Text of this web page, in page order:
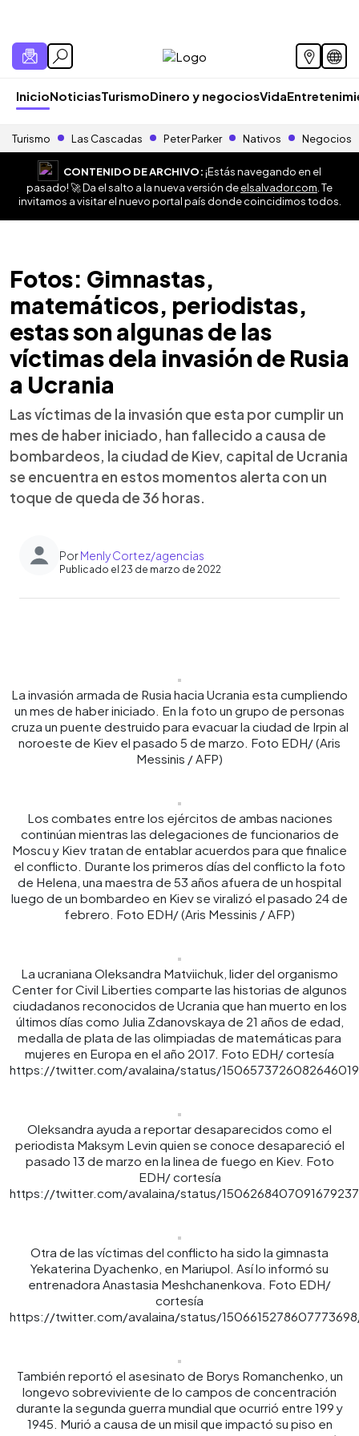
InicioNoticiasTurismoDinero y negociosVida
Turismo Las Cascadas Peter Parker Nativos Negocios
CONTENIDO DE ARCHIVO:¡Estás navegando en el
pasado! 🚀 Da el salto a la nueva versión deelsalvador.com . Te
invitamos a visitar el nuevo portal país donde coincidimos todos.
Fotos: Gimnastas,
matemáticos, periodistas,
estas son algunas de las
víctimas dela invasión de Rusia
a Ucrania
Las víctimas de la invasión que esta por cumplir un
mes de haber iniciado, han fallecido a causa de
bombardeos, la ciudad de Kiev, capital de Ucrania
se encuentra en estos momentos alerta con un
toque de queda de 36 horas.
PorMenly Cortez/agencias
Publicado el 23 de marzo de 2022
La invasión armada de Rusia hacia Ucrania esta cumpliendo
un mes de haber iniciado. En la foto un grupo de personas
cruza un puente destruido para evacuar la ciudad de Irpin al
noroeste de Kiev el pasado 5 de marzo. Foto EDH/ (Aris
Messinis / AFP)
Los combates entre los ejércitos de ambas naciones
continúan mientras las delegaciones de funcionarios de
Moscu y Kiev tratan de entablar acuerdos para que finalice
el conflicto. Durante los primeros días del conflicto la foto
de Helena, una maestra de 53 años afuera de un hospital
luego de un bombardeo en Kiev se viralizó el pasado 24 de
febrero. Foto EDH/ (Aris Messinis / AFP)
La ucraniana Oleksandra Matviichuk, lider del organismo
Center for Civil Liberties comparte las historias de algunos
ciudadanos reconocidos de Ucrania que han muerto en los
últimos días como Julia Zdanovskaya de 21 años de edad,
medalla de plata de las olimpiadas de matemáticas para
mujeres en Europa en el año 2017. Foto EDH/ cortesía
https://twitter.com/avalaina/status/1506573726082646019
Oleksandra ayuda a reportar desaparecidos como el
periodista Maksym Levin quien se conoce desapareció el
pasado 13 de marzo en la linea de fuego en Kiev. Foto
EDH/ cortesía
https://twitter.com/avalaina/status/1506268407091679237
Otra de las víctimas del conflicto ha sido la gimnasta
Yekaterina Dyachenko, en Mariupol. Así lo informó su
entrenadora Anastasia Meshchanenkova. Foto EDH/
cortesía
https://twitter.com/avalaina/status/
También reportó el asesinato de Borys Romanchenko, un
longevo sobreviviente de lo campos de concentración
durante la segunda guerra mundial que ocurrió entre 199 y
1945. Murió a causa de un misil que impactó su piso en